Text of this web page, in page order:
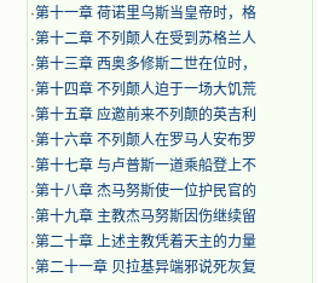
·第十一章 荷诺里乌斯当皇帝时，格
·第十二章 不列颠人在受到苏格兰人
·第十三章 西奥多修斯二世在位时，
·第十四章 不列颠人迫于一场大饥荒
·第十五章 应邀前来不列颠的英吉利
·第十六章 不列颠人在罗马人安布罗
·第十七章 与卢普斯一道乘船登上不
·第十八章 杰马努斯使一位护民官的
·第十九章 主教杰马努斯因伤继续留
·第二十章 上述主教凭着天主的力量
·第二十一章 贝拉基异端邪说死灰复